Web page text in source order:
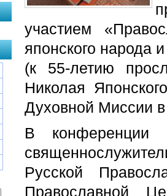
участием
японского народа
(к 55-летию
Николая
Духовной Миссии
В конференции
Русской
Православной